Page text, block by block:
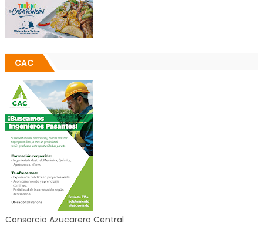
CAC
Consorcio Azucarero Central